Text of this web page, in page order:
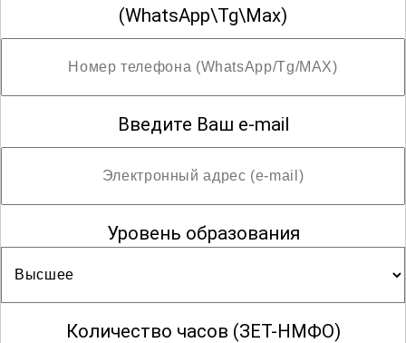
(WhatsApp\Tg\Max)
Введите Ваш e-mail
Уровень образования
Количество часов (ЗЕТ-НМФО)